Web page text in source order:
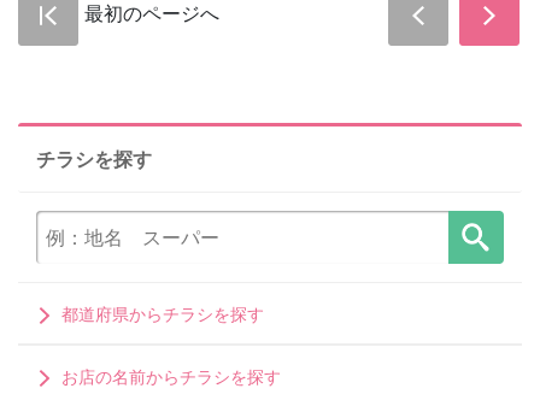
最初のページへ
チラシを探す
都道府県からチラシを探す
お店の名前からチラシを探す